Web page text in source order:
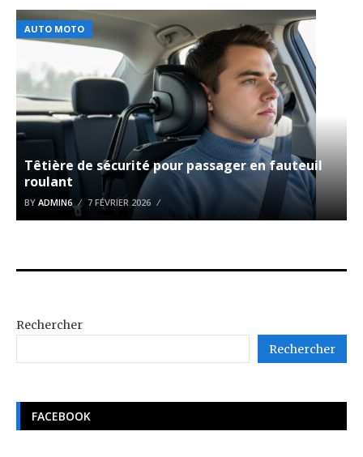
AUTO MOTO
Têtière de sécurité pour passager en fauteuil
roulant
BY ADMIN6 7 FÉVRIER 2026
Rechercher
Rechercher
FACEBOOK